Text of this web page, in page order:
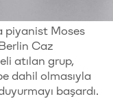
piyanist Moses
Caz
atılan grup,
dahil olmasıyla
başardı.